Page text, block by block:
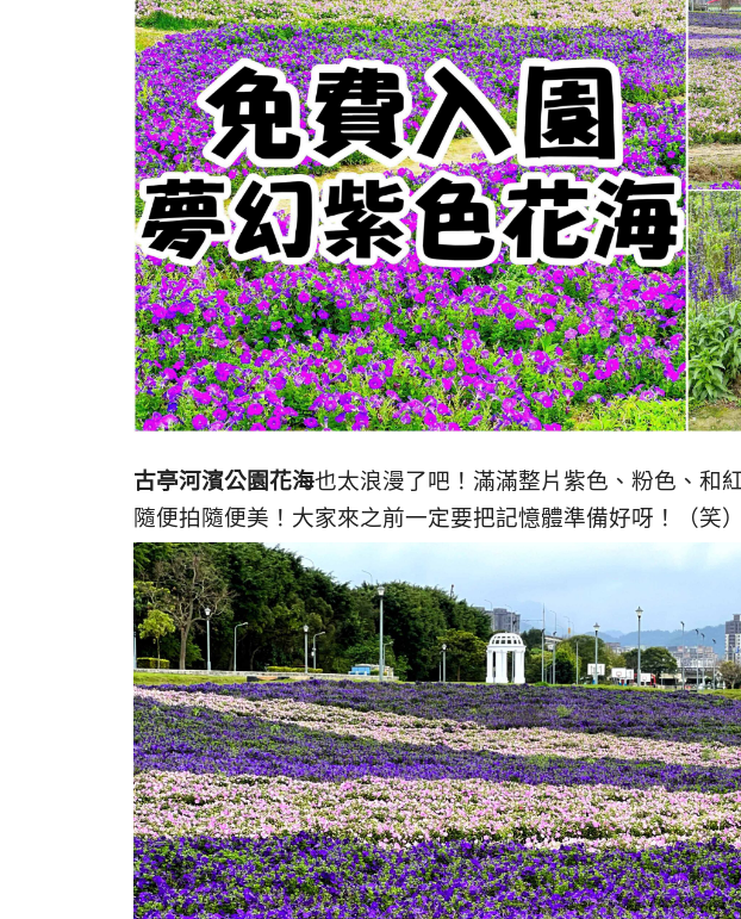
古亭河濱公園花海也太浪漫了吧！滿滿整片紫色、粉色、和
隨便拍隨便美！大家來之前一定要把記憶體準備好呀！（笑）